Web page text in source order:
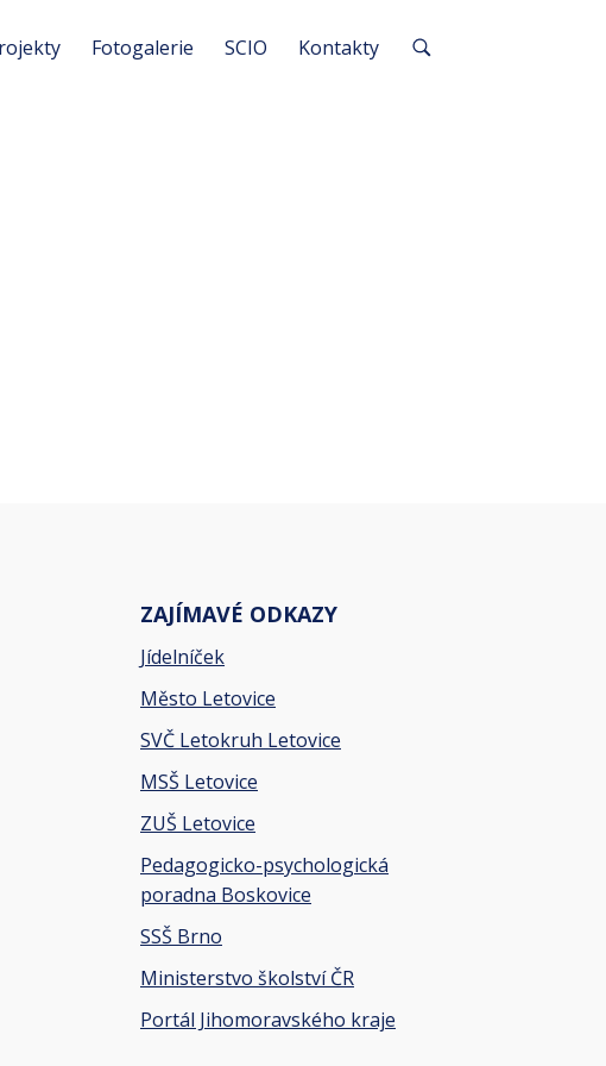
Fotogalerie SCIO Kontakty
ZAJÍMAVÉ ODKAZY
Jídelníček
Město Letovice
SVČ Letokruh Letovice
MSŠ Letovice
ZUŠ Letovice
Pedagogicko-psychologická
poradna Boskovice
SSŠ Brno
Ministerstvo školství ČR
Portál Jihomoravského kraje